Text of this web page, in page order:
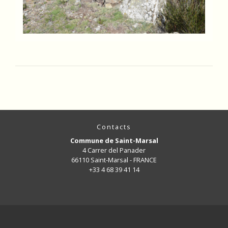
Contacts
Commune de Saint-Marsal
4 Carrer del Panader
66110 Saint-Marsal - FRANCE
+33 4 68 39 41 14